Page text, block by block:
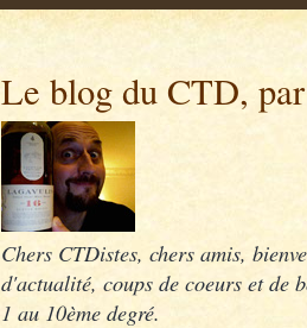
Le blog du CTD,
Chers CTDistes, chers amis,
d'actualité, coups de coeurs et de
1 au 10ème degré.